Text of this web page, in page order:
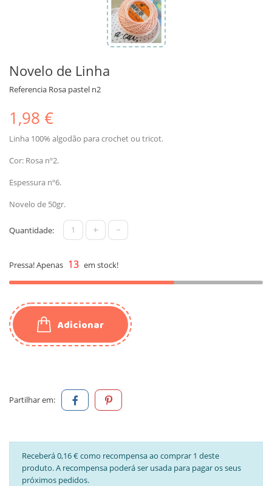
Novelo de Linha
Referencia Rosa pastel n2
1,98 €
Linha 100% algodão para crochet ou tricot.
Cor: Rosa nº2.
Espessura nº6.
Novelo de 50gr.
Quantidade: + -
Pressa! Apenas 13 em stock!
Adicionar
Partilhar em:
Receberá 0,16 € como recompensa ao comprar 1 deste
produto. A recompensa poderá ser usada para pagar os seus
próximos pedidos.